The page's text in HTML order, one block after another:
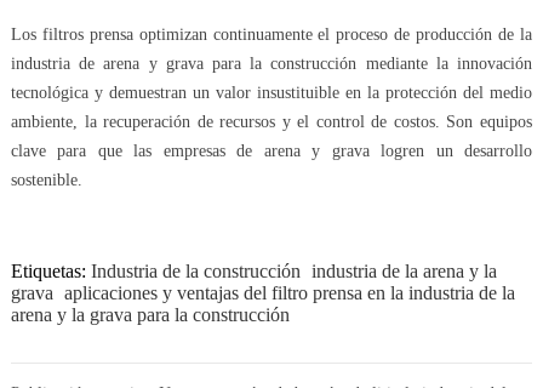
Los filtros prensa optimizan continuamente el proceso de producción de la
industria de arena y grava para la construcción mediante la innovación
tecnológica y demuestran un valor insustituible en la protección del medio
ambiente, la recuperación de recursos y el control de costos. Son equipos
clave para que las empresas de arena y grava logren un desarrollo
sostenible.
Etiquetas: Industria de la construcción industria de la arena y la
grava aplicaciones y ventajas del filtro prensa en la industria de la
arena y la grava para la construcción